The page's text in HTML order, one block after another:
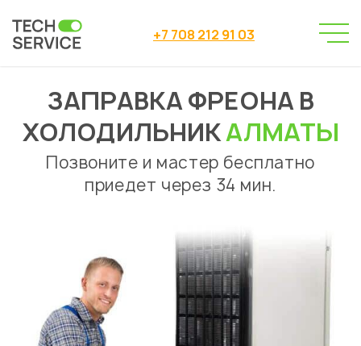
+7 708 212 91 03
Сервисный центр
→
Ремонт холодильников
→ Заправка фреона
ЗАПРАВКА ФРЕОНА В
ХОЛОДИЛЬНИКАЛМАТЫ
Позвоните и мастер бесплатно
приедет через 34 мин.